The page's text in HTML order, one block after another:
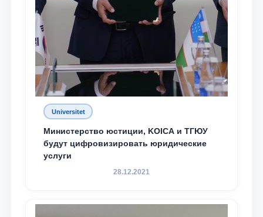
Universitet
Министерство юстиции, KOICA и ТГЮУ
будут цифровизировать юридические
услуги
28.12.2021